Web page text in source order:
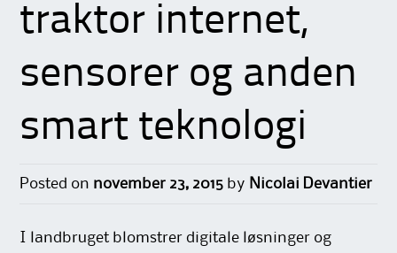
traktor internet,
sensorer og anden
smart teknologi
Posted on november 23, 2015 by Nicolai Devantier
I landbruget blomstrer digitale løsninger og